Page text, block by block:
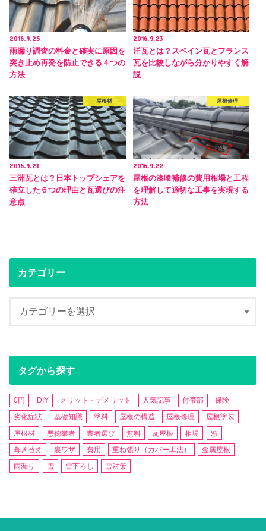
2016.9.25
雨漏り調査の料金と確実に原因を
突き止め再発を防止できる４つの
方法
2016.9.23
洋瓦とは？スペイン瓦とフランス
瓦を比較しながら分かりやすく解
説
屋根材
2016.9.21
三洲瓦とは？日本トップシェアを
確立した６つの理由と瓦選びの注
意点
屋根修理
2016.9.22
屋根の漆喰補修の費用相場と工程
を理解して適切な工事を実現する
方法
カテゴリー
タグから探す
0円 DIY メリット・デメリット 人気記事 付帯部
保険
劣化症状
基礎知識 塗料 屋根の構造 屋根修理
屋根塗装
屋根材
悪徳業者 業者選び 無料 瓦屋根 相場
窓
葺き替え
裏ワザ 費用 重ね張り（カバー工法）
金属屋根
雨漏り
雪 雪下ろし 雪対策